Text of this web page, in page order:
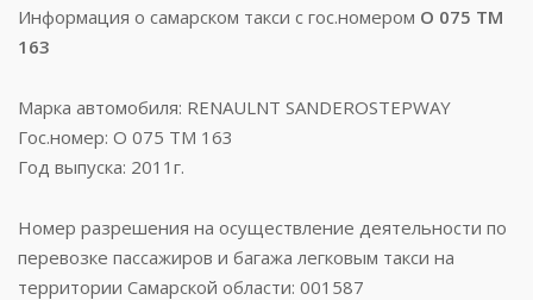
Информация о самарском такси с гос.номером О 075 ТМ
163
Марка автомобиля: RENAULNT SANDEROSTEPWAY
Гос.номер: О 075 ТМ 163
Год выпуска: 2011г.
Номер разрешения на осуществление деятельности по
перевозке пассажиров и багажа легковым такси на
территории Самарской области: 001587